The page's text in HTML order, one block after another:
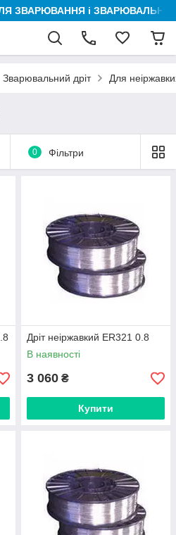
ЗВАРЮВАННЯ і
Зварювальний дріт Для
0 Фільтри
Дріт неіржавкий ER321 0.8
В наявності
3 060 ₴
Купити